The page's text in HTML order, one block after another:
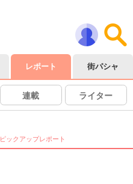
レポート 街パシャ
連載 ライター
ピックアップレポート